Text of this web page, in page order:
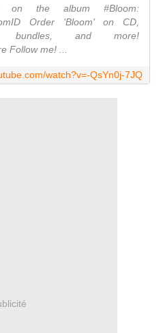
on the album #Bloom:
Order 'Bloom' on CD,
bundles, and more!
Follow me! ...
watch?v=-QsYn0j-7JQ